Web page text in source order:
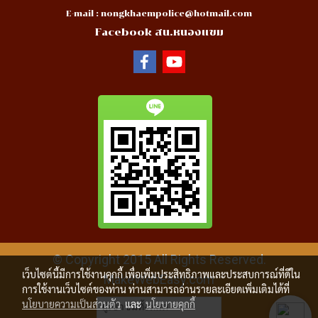
E-mail : nongkhaempolice@hotmail.com
Facebook สน.หนองแขม
© Copyright 2015 All Rights Reserved.
MakeWebEasy.com
ผู้เข้าชมทั้งหมด
เว็บไซต์นี้มีการใช้งานคุกกี้ เพื่อเพิ่มประสิทธิภาพและประสบการณ์ที่ดีใน
การใช้งานเว็บไซต์ของท่าน ท่านสามารถอ่านรายละเอียดเพิ่มเติมได้ที่
นโยบายความเป็นส่วนตัวและนโยบายคุกกี้